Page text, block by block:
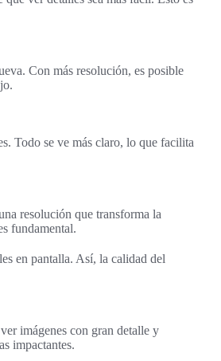
Con más resolución, es posible
Todo se ve más claro, lo que facilita
resolución que transforma la
fundamental.
en pantalla. Así, la calidad del
imágenes con gran detalle y
impactantes.